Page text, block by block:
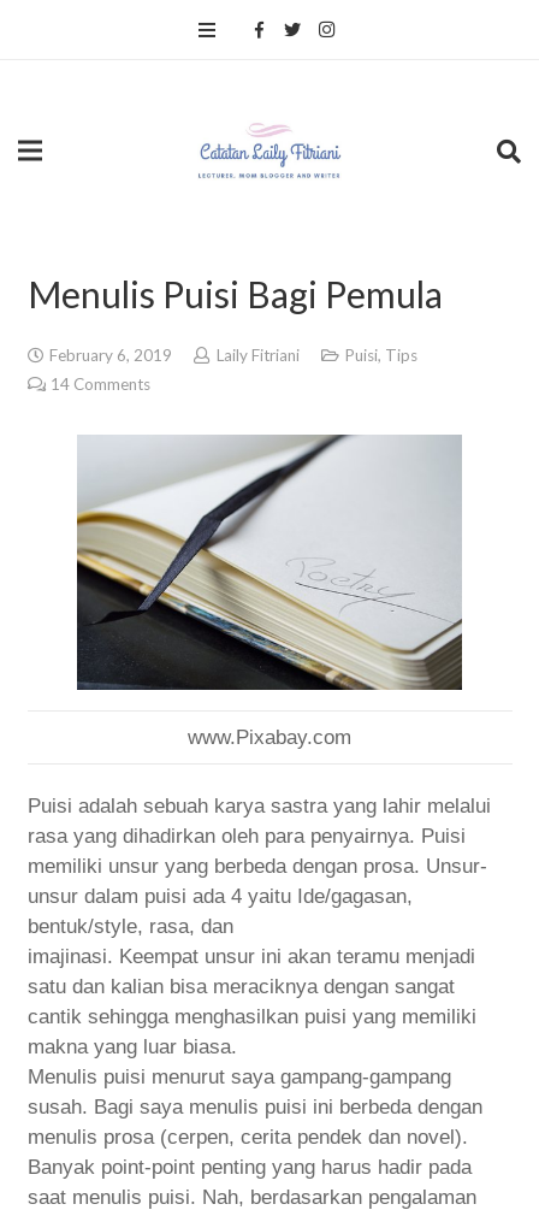
Menulis Puisi Bagi Pemula
February 6, 2019 Laily Fitriani Puisi, Tips
14 Comments
www.Pixabay.com
Puisi adalah sebuah karya sastra yang lahir melalui
rasa yang dihadirkan oleh para penyairnya. Puisi
memiliki unsur yang berbeda dengan prosa. Unsur-
unsur dalam puisi ada 4 yaitu Ide/gagasan,
bentuk/style, rasa, dan
imajinasi. Keempat unsur ini akan teramu menjadi
satu dan kalian bisa meraciknya dengan sangat
cantik sehingga menghasilkan puisi yang memiliki
makna yang luar biasa.
Menulis puisi menurut saya gampang-gampang
susah. Bagi saya menulis puisi ini berbeda dengan
menulis prosa (cerpen, cerita pendek dan novel).
Banyak point-point penting yang harus hadir pada
saat menulis puisi. Nah, berdasarkan pengalaman